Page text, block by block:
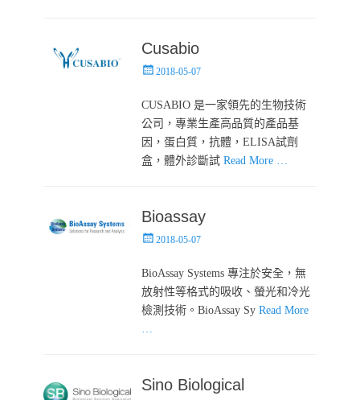
Cusabio
Posted2018-05-07
CUSABIO 是一家領先的生物技術
公司，專業生產高品質的產品基
因，蛋白質，抗體，ELISA試劑
盒，體外診斷試Read More …
Bioassay
Posted2018-05-07
BioAssay Systems 專注於安全，無
放射性等格式的吸收、螢光和冷光
檢測技術。BioAssay SyRead More
…
Sino Biological